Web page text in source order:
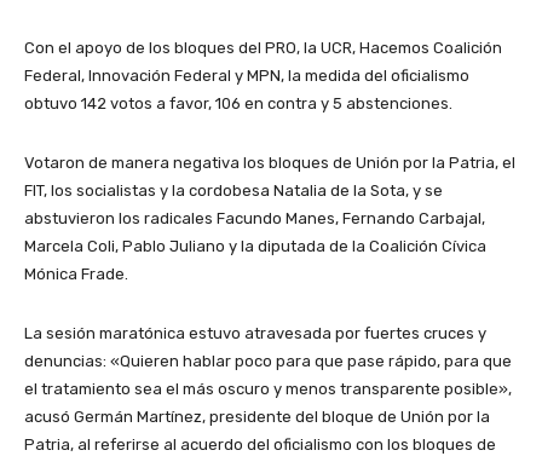
Con el apoyo de los bloques del PRO, la UCR, Hacemos Coalición
Federal, Innovación Federal y MPN, la medida del oficialismo
obtuvo 142 votos a favor, 106 en contra y 5 abstenciones.
Votaron de manera negativa los bloques de Unión por la Patria, el
FIT, los socialistas y la cordobesa Natalia de la Sota, y se
abstuvieron los radicales Facundo Manes, Fernando Carbajal,
Marcela Coli, Pablo Juliano y la diputada de la Coalición Cívica
Mónica Frade.
La sesión maratónica estuvo atravesada por fuertes cruces y
denuncias: «Quieren hablar poco para que pase rápido, para que
el tratamiento sea el más oscuro y menos transparente posible»,
acusó Germán Martínez, presidente del bloque de Unión por la
Patria, al referirse al acuerdo del oficialismo con los bloques de